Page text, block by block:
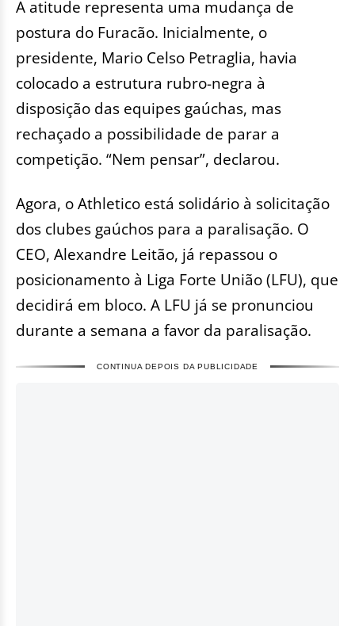
A atitude representa uma mudança de
postura do Furacão. Inicialmente, o
presidente, Mario Celso Petraglia, havia
colocado a estrutura rubro-negra à
disposição das equipes gaúchas, mas
rechaçado a possibilidade de parar a
competição. “Nem pensar”, declarou.
Agora, o Athletico está solidário à solicitação
dos clubes gaúchos para a paralisação. O
CEO, Alexandre Leitão, já repassou o
posicionamento à Liga Forte União (LFU), que
decidirá em bloco. A LFU já se pronunciou
durante a semana a favor da paralisação.
CONTINUA DEPOIS DA PUBLICIDADE